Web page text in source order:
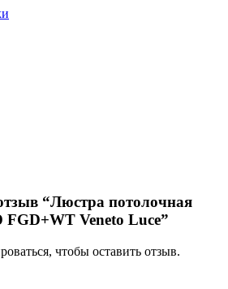
“Люстра потолочная
FGD+WT Veneto Luce”
чтобы оставить отзыв.